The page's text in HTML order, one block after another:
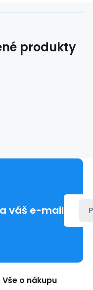
produkty
váš e-mail
Vše o nákupu